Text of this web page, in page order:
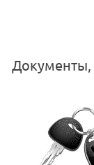
Документы,